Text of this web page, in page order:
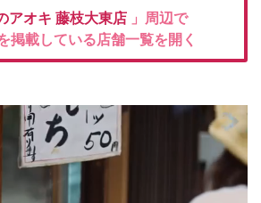
アオキ 藤枝大東店 」周辺で
掲載している店舗一覧を開く